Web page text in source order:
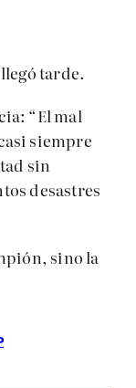
tarde.
“El mal
siempre
sin
desastres
sino la